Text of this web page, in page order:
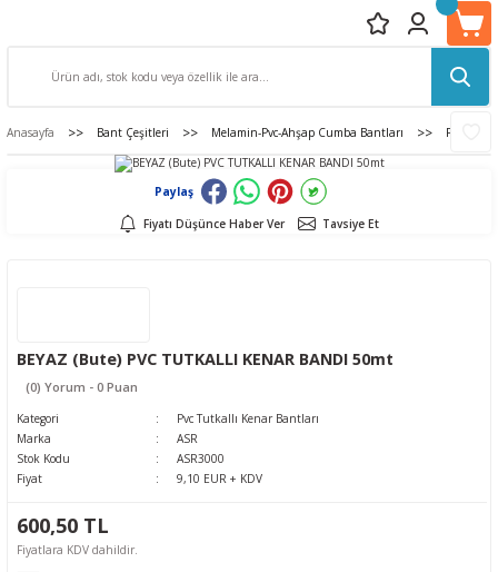
Anasayfa Bant Çeşitleri Melamin-Pvc-Ahşap Cumba Bantları Pvc
Paylaş
Fiyatı Düşünce Haber Ver Tavsiye Et
BEYAZ (Bute) PVC TUTKALLI KENAR BANDI 50mt
(0) Yorum - 0 Puan
Kategori
Pvc Tutkallı Kenar Bantları
Marka
ASR
Stok Kodu
ASR3000
Fiyat
9,10 EUR + KDV
600,50 TL
Fiyatlara KDV dahildir.